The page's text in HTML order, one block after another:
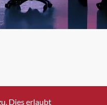
IMPRESSUM
Dies erlaubt